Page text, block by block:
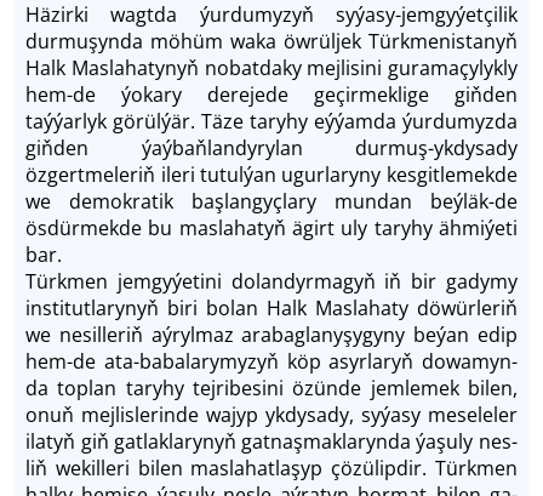
Häzirki wagtda ýurdumyzyň syýasy-jemgyýetçilik
durmuşynda möhüm waka öwrüljek Türkmenistanyň
Halk Maslahatynyň nobatdaky mejlisini guramaçylykly
hem-de ýokary derejede geçirmeklige giňden
taýýarlyk görülýär. Täze taryhy eýýamda ýurdumyzda
giňden ýaýbaňlandyrylan durmuş-ykdysady
özgertmeleriň ileri tutulýan ugurlaryny kesgitlemekde
we demokratik başlangyçlary mundan beýläk-de
ösdürmekde bu maslahatyň ägirt uly taryhy ähmiýeti
bar.
Türk­men jem­gy­ýe­ti­ni do­lan­dyr­ma­gyň iň bir ga­dy­my
institutlarynyň bi­ri bolan Halk Mas­la­ha­ty dö­wür­le­riň
we ne­sil­leriň aýrylmaz ara­bag­la­ny­şy­gy­ny be­ýan edip
hem-­de ata­-ba­ba­la­ry­my­zyň köp asyr­la­ryň do­wa­myn­
da top­lan ta­ry­hy tej­ri­be­si­ni özün­de jem­le­mek bi­len,
onuň mej­lis­le­rin­de wa­jyp ykdy­sa­dy, sy­ýa­sy me­se­le­ler
ila­tyň giň gatlaklary­nyň gat­naş­mak­la­ryn­da ýa­şu­ly nes­
liň we­kille­ri bi­len maslahatla­şyp çö­zü­lip­dir. Türk­men